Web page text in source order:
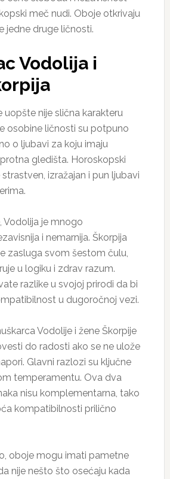
meč nudi. Oboje otkrivaju
jedne druge ličnosti.
Vodolija i
uopšte nije slična karakteru
osobine ličnosti su potpuno
o ljubavi za koju imaju
gledišta. Horoskopski
izražajan i pun ljubavi
Vodolija je mnogo
i nemarnija. Škorpija
zasluga svom šestom čulu,
u logiku i zdrav razum.
razlike u svojoj prirodi da bi
u dugoročnoj vezi.
Vodolije i žene Škorpije
do radosti ako se ne ulože
Glavni razlozi su ključne
temperamentu. Ova dva
nisu komplementarna, tako
kompatibilnosti prilično
oboje mogu imati pametne
nije nešto što osećaju kada